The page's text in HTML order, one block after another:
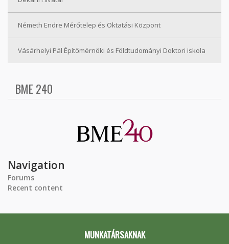
Németh Endre Mérőtelep és Oktatási Központ
Vásárhelyi Pál Építőmérnöki és Földtudományi Doktori iskola
BME 240
Navigation
Forums
Recent content
MUNKATÁRSAKNAK